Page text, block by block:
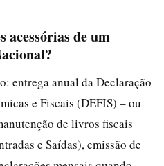
acessórias de um
entrega anual da Declaração
e Fiscais (DEFIS) – ou
de livros fiscais
e Saídas), emissão de